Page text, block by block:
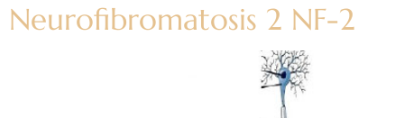
Neurofibromatosis 2 NF-2